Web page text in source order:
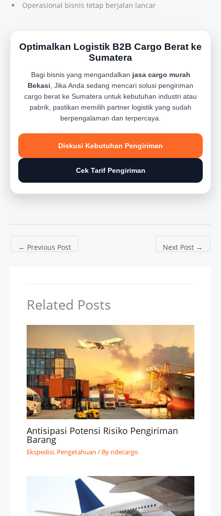
Operasional bisnis tetap berjalan lancar
Optimalkan Logistik B2B Cargo Berat ke
Sumatera
Bagi bisnis yang mengandalkan jasa cargo murah
Bekasi, Jika Anda sedang mencari solusi pengiriman
cargo berat ke Sumatera untuk kebutuhan industri atau
pabrik, pastikan memilih partner logistik yang sudah
berpengalaman dan terpercaya.
Diskusi Kebutuhan Pengiriman
Cek Tarif Pengiriman
← Previous Post Next Post →
Related Posts
Antisipasi Potensi Risiko Pengiriman
Barang
Ekspedisi, Pengetahuan / By ndecargo